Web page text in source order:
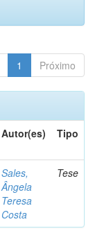
1 Próximo
Autor(es) Tipo
Sales,
Ângela
Teresa
Costa
Tese